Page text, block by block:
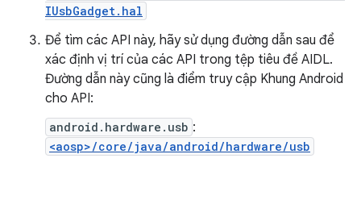
IUsbGadget.hal
Để tìm các API này, hãy sử dụng đường dẫn sau để
xác định vị trí của các API trong tệp tiêu đề AIDL.
Đường dẫn này cũng là điểm truy cập Khung Android
cho API:
android.hardware.usb :
<aosp>/core/java/android/hardware/usb